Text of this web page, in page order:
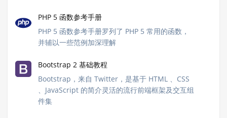
PHP 5 函数参考手册
PHP 5 函数参考手册罗列了 PHP 5 常用的函数，
并辅以一些范例加深理解
Bootstrap 2 基础教程
Bootstrap，来自 Twitter，是基于 HTML 、CSS
、JavaScript 的简介灵活的流行前端框架及交互组
件集